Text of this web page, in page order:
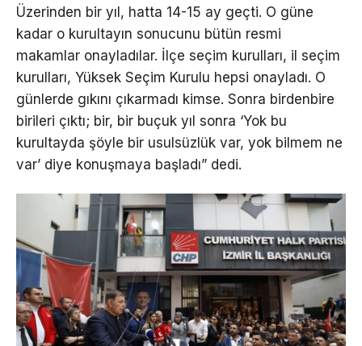
Üzerinden bir yıl, hatta 14-15 ay geçti. O güne
kadar o kurultayın sonucunu bütün resmi
makamlar onayladılar. İlçe seçim kurulları, il seçim
kurulları, Yüksek Seçim Kurulu hepsi onayladı. O
günlerde gıkını çıkarmadı kimse. Sonra birdenbire
birileri çıktı; bir, bir buçuk yıl sonra ‘Yok bu
kurultayda şöyle bir usulsüzlük var, yok bilmem ne
var’ diye konuşmaya başladı” dedi.